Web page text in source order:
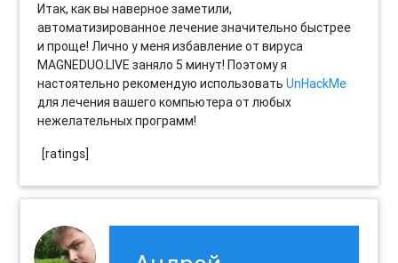
Итак, как вы наверное заметили,
автоматизированное лечение значительно быстрее
и проще! Лично у меня избавление от вируса
MAGNEDUO.LIVE заняло 5 минут! Поэтому я
настоятельно рекомендую использоватьUnHackMe
для лечения вашего компьютера от любых
нежелательных программ!
[ratings]